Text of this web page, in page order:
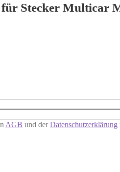
Stecker Multicar
AGB und derDatenschutzerklärung